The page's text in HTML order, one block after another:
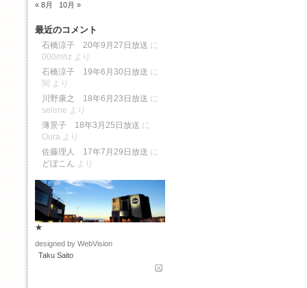
« 8月 10月 »
最近のコメント
石橋涼子 20年9月27日放送 に
000mhz より
石橋涼子 19年6月30日放送 に
関 より
川野康之 18年6月23日放送 に
selene より
薄景子 18年3月25日放送 に
Oura より
佐藤理人 17年7月29日放送 に
どぼこん より
★
designed by WebVision
Taku Saito